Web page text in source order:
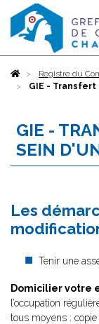
AccueilRegistre du
GIE -
GIE -
SEIN
Les
Tenir une
Domicilier votre
l’occupation
tous moyens :